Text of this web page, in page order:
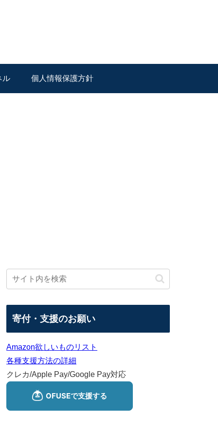
ル 個人情報保護方針
寄付・支援のお願い
Amazon欲しいものリスト
各種支援方法の詳細
クレカ/Apple Pay/Google Pay対応